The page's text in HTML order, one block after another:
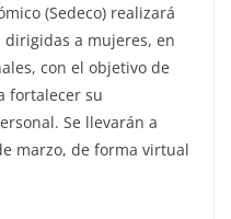
(Sedeco) realizará
a mujeres, en
con el objetivo de
fortalecer su
Se llevarán a
marzo, de forma virtual